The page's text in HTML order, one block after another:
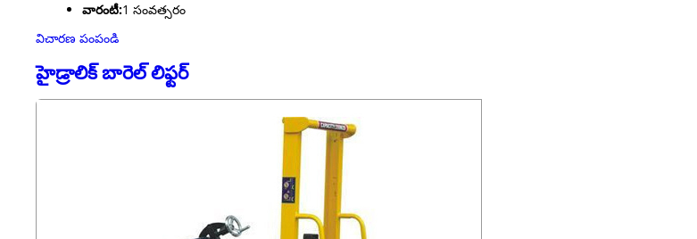
వారంటీ:1 సంవత్సరం
విచారణ పంపండి
హైడ్రాలిక్ బారెల్ లిఫ్టర్